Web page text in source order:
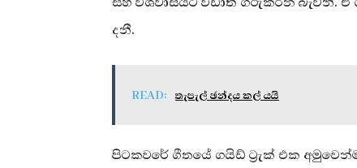
දනී.
READ: තැපැල් ඡන්දය කල් යයි
පිටකවරේ ගීතයේ ගයිඩ් ට්‍රැක් එක